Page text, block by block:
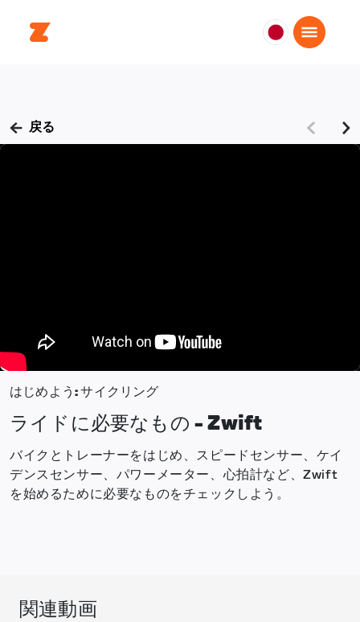
日
戻る
はじめよう: サイクリング
ライドに必要なもの - Zwift
バイクとトレーナーをはじめ、スピードセンサー、ケイ
デンスセンサー、パワーメーター、心拍計など、Zwift
を始めるために必要なものをチェックしよう。
関連動画